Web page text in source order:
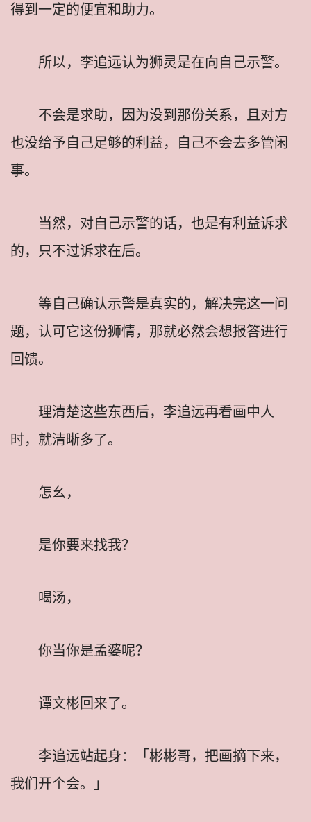
得到一定的便宜和助力。
所以，李追远认为狮灵是在向自己示警。
不会是求助，因为没到那份关系，且对方
也没给予自己足够的利益，自己不会去多管闲
事。
当然，对自己示警的话，也是有利益诉求
的，只不过诉求在后。
等自己确认示警是真实的，解决完这一问
题，认可它这份狮情，那就必然会想报答进行
回馈。
理清楚这些东西后，李追远再看画中人
时，就清晰多了。
怎幺，
是你要来找我？
喝汤，
你当你是孟婆呢？
谭文彬回来了。
李追远站起身：「彬彬哥，把画摘下来，
我们开个会。」